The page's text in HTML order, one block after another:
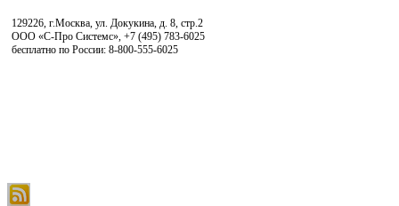
129226, г.Москва, ул. Докукина, д. 8, стр.2
ООО «С-Про Системс», +7 (495) 783-6025
бесплатно по России: 8-800-555-6025